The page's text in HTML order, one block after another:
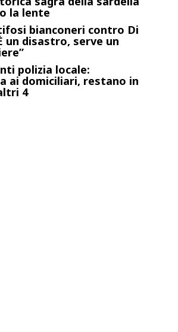
la lente
bianconeri contro Di
un disastro, serve un
polizia locale:
ai domiciliari, restano in
4